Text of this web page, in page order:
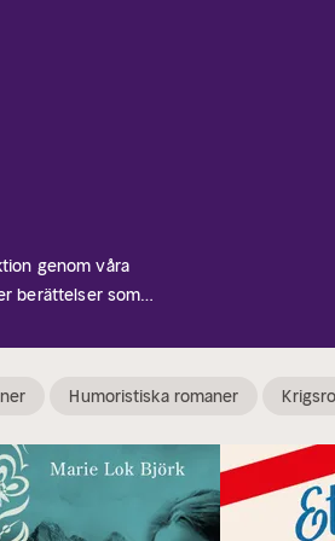
genom våra
berättelser som
historiska personer
Humoristiska romaner